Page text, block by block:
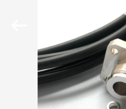
CASA
PRODOTTI
ancfiberoptic.com.